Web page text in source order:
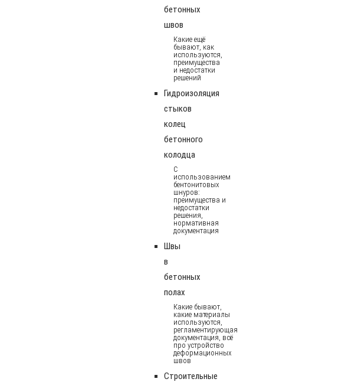
бетонных
швов
Какие ещё
бывают, как
используются,
преимущества
и недостатки
решений
Гидроизоляция
стыков
колец
бетонного
колодца
С
использованием
бентонитовых
шнуров:
преимущества и
недостатки
решения,
нормативная
документация
Швы
в
бетонных
полах
Какие бывают,
какие материалы
используются,
регламентирующая
документация, всё
про устройство
деформационных
швов
Строительные